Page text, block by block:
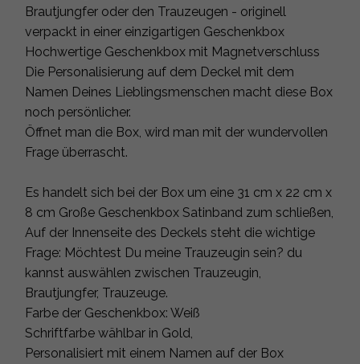
Brautjungfer oder den Trauzeugen - originell
verpackt in einer einzigartigen Geschenkbox
Hochwertige Geschenkbox mit Magnetverschluss
Die Personalisierung auf dem Deckel mit dem
Namen Deines Lieblingsmenschen macht diese Box
noch persönlicher.
Öffnet man die Box, wird man mit der wundervollen
Frage überrascht.
Es handelt sich bei der Box um eine 31 cm x 22 cm x
8 cm Große Geschenkbox Satinband zum schließen,
Auf der Innenseite des Deckels steht die wichtige
Frage: Möchtest Du meine Trauzeugin sein? du
kannst auswählen zwischen Trauzeugin,
Brautjungfer, Trauzeuge.
Farbe der Geschenkbox: Weiß
Schriftfarbe wählbar in Gold,
Personalisiert mit einem Namen auf der Box